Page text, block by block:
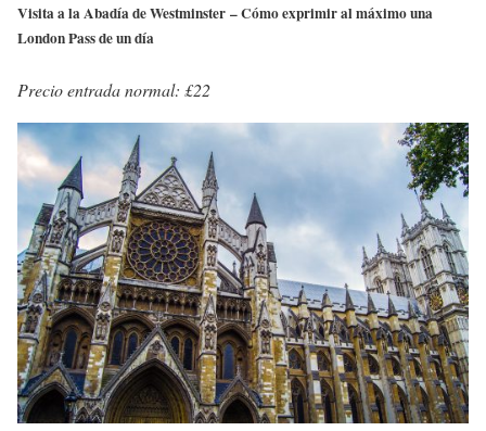
Visita a la Abadía de Westminster – Cómo exprimir al máximo una
London Pass de un día
Precio entrada normal: £22